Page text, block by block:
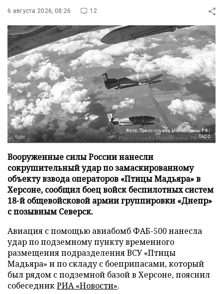
6 августа 2026, 08:26 12
Фото: Пресс-служба Минобороны РФ/
ТАСС
Вооруженные силы России нанесли
сокрушительный удар по замаскированному
объекту взвода операторов «Птицы Мадьяра» в
Херсоне, сообщил боец войск беспилотных систем
18-й общевойсковой армии группировки «Днепр»
с позывным Северск.
Авиация с помощью авиабомб ФАБ-500 нанесла
удар по подземному пункту временного
размещения подразделения ВСУ «Птицы
Мадьяра» и по складу с боеприпасами, который
был рядом с подземной базой в Херсоне, пояснил
собеседникРИА «Новости».